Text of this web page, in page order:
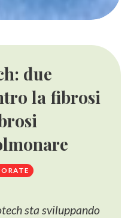
due
la fibrosi
sta sviluppando